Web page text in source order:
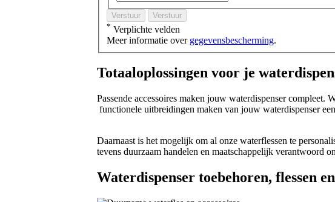
Verstuur
Verstuur
* Verplichte velden
Meer informatie over gegevensbescherming.
Totaaloplossingen voor je
Passende accessoires maken jouw waterdispenser
functionele uitbreidingen maken van jouw waterdispenser
Daarnaast is het mogelijk om al onze waterflessen te
tevens duurzaam handelen en maatschappelijk verantwoord
Waterdispenser toebehoren, flessen